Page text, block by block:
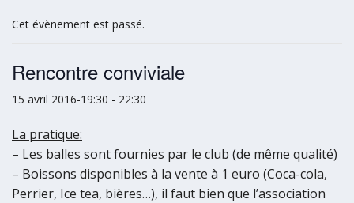
Cet évènement est passé.
Rencontre conviviale
15 avril 2016-19:30 - 22:30
La pratique:
– Les balles sont fournies par le club (de même qualité)
– Boissons disponibles à la vente à 1 euro (Coca-cola,
Perrier, Ice tea, bières…), il faut bien que l’association